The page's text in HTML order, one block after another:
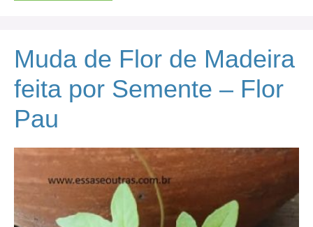
Muda de Flor de Madeira
feita por Semente – Flor
Pau